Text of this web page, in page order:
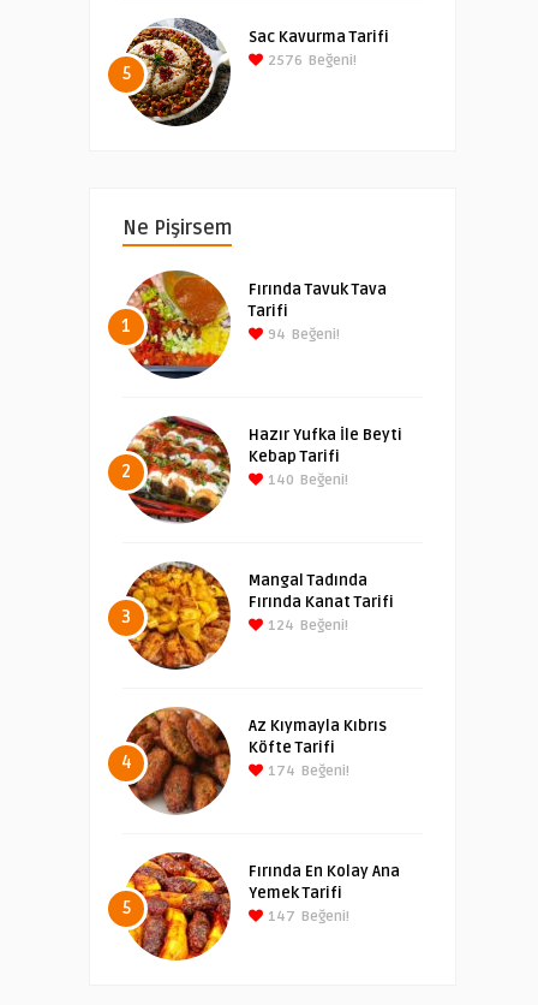
5
Sac Kavurma Tarifi
2576 Beğeni!
Ne Pişirsem
1
Fırında Tavuk Tava
Tarifi
94 Beğeni!
2
Hazır Yufka İle Beyti
Kebap Tarifi
140 Beğeni!
3
Mangal Tadında
Fırında Kanat Tarifi
124 Beğeni!
4
Az Kıymayla Kıbrıs
Köfte Tarifi
174 Beğeni!
5
Fırında En Kolay Ana
Yemek Tarifi
147 Beğeni!